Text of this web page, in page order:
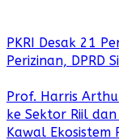
PKRI Desak 21
Perizinan, DPRD
Prof. Harris
ke Sektor Riil
Kawal Ekosistem